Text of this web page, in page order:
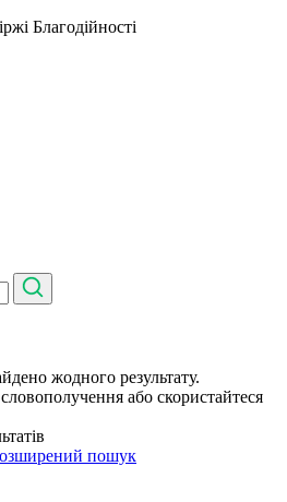
Благодійності
жодного результату.
або скористайтеся
пошук